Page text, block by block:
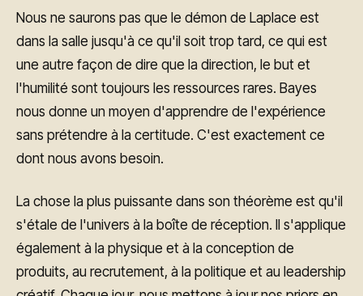
Nous ne saurons pas que le démon de Laplace est
dans la salle jusqu'à ce qu'il soit trop tard, ce qui est
une autre façon de dire que la direction, le but et
l'humilité sont toujours les ressources rares. Bayes
nous donne un moyen d'apprendre de l'expérience
sans prétendre à la certitude. C'est exactement ce
dont nous avons besoin.
La chose la plus puissante dans son théorème est qu'il
s'étale de l'univers à la boîte de réception. Il s'applique
également à la physique et à la conception de
produits, au recrutement, à la politique et au leadership